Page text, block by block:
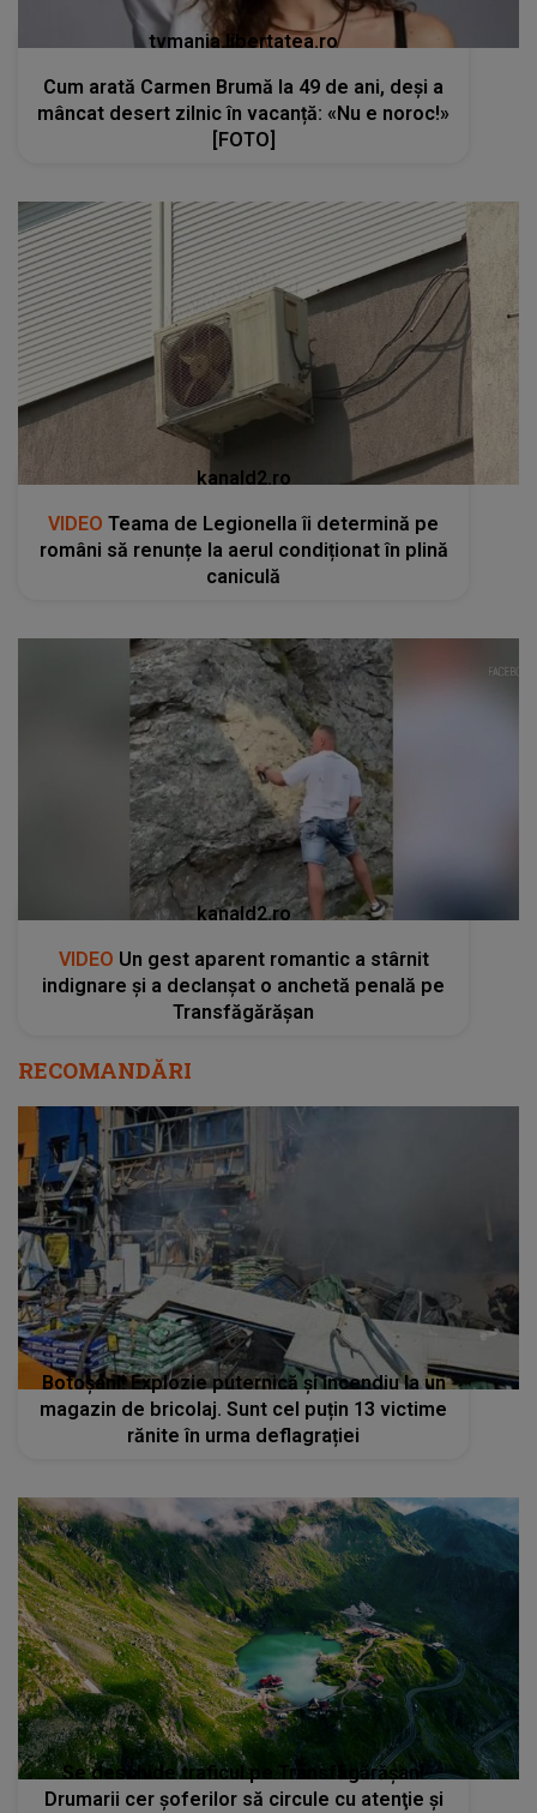
tvmania.libertatea.ro
Cum arată Carmen Brumă la 49 de ani, deși a
mâncat desert zilnic în vacanță: «Nu e noroc!»
[FOTO]
kanald2.ro
VIDEO Teama de Legionella îi determină pe
români să renunțe la aerul condiționat în plină
caniculă
kanald2.ro
VIDEO Un gest aparent romantic a stârnit
indignare și a declanșat o anchetă penală pe
Transfăgărășan
RECOMANDĂRI
Botoşani! Explozie puternică și incendiu la un
magazin de bricolaj. Sunt cel puțin 13 victime
rănite în urma deflagrației
Se deschide traficul pe Transfăgărăşan!
Drumarii cer şoferilor să circule cu atenţie și